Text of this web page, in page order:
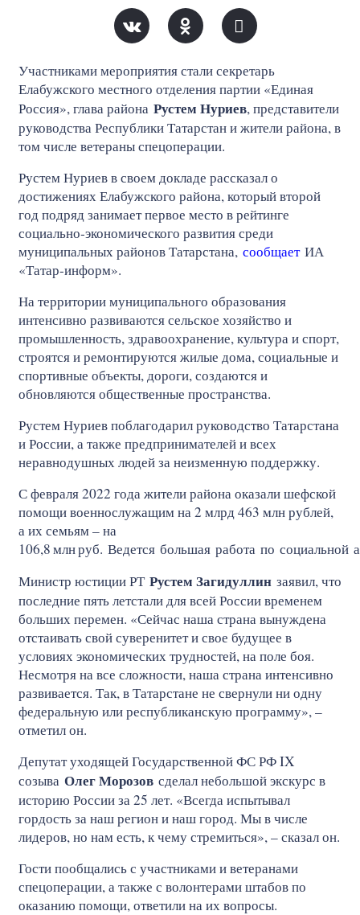
Участниками мероприятия стали секретарь
Елабужского местного отделения партии «Единая
Россия», глава района Рустем Нуриев, представители
руководства Республики Татарстан и жители района, в
том числе ветераны спецоперации.
Рустем Нуриев в своем докладе рассказал о
достижениях Елабужского района, который второй
год подряд занимает первое место в рейтинге
социально‑экономического развития среди
муниципальных районов Татарстана, сообщаетИА
«Татар-информ».
На территории муниципального образования
интенсивно развиваются сельское хозяйство и
промышленность, здравоохранение, культура и спорт,
строятся и ремонтируются жилые дома, социальные и
спортивные объекты, дороги, создаются и
обновляются общественные пространства.
Рустем Нуриев поблагодарил руководство Татарстана
и России, а также предпринимателей и всех
неравнодушных людей за неизменную поддержку.
С февраля 2022 года жители района оказали шефской
помощи военнослужащим на 2 млрд 463 млн рублей,
а их семьям – на
106,8млнруб. Ведется большая работа по
Министр юстиции РТ Рустем Загидуллин заявил, что
последние пять летстали для всей России временем
больших перемен. «Сейчас наша страна вынуждена
отстаивать свой суверенитет и свое будущее в
условиях экономических трудностей, на поле боя.
Несмотря на все сложности, наша страна интенсивно
развивается. Так, в Татарстане не свернули ни одну
федеральную или республиканскую программу», –
отметил он.
Депутат уходящей Государственной ФС РФ IX
созыва Олег Морозов сделал небольшой экскурс в
историю России за 25 лет. «Всегда испытывал
гордость за наш регион и наш город. Мы в числе
лидеров, но нам есть, к чему стремиться», – сказал он.
Гости пообщались с участниками и ветеранами
спецоперации, а также с волонтерами штабов по
оказанию помощи, ответили на их вопросы.